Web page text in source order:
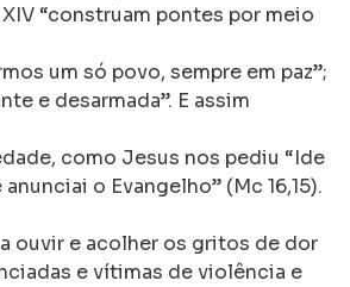
“construam pontes por meio
um só povo, sempre em paz”;
e desarmada”. E assim
como Jesus nos pediu “Ide
o Evangelho” (Mc 16,15).
ouvir e acolher os gritos de dor
e vítimas de violência e